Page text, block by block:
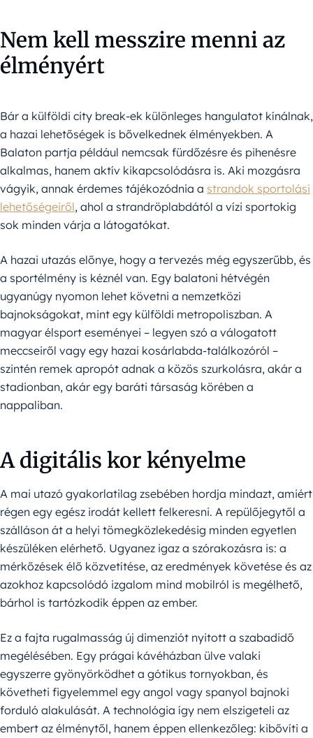
Nem kell messzire menni az
élményért
Bár a külföldi city break-ek különleges hangulatot kínálnak,
a hazai lehetőségek is bővelkednek élményekben. A
Balaton partja például nemcsak fürdőzésre és pihenésre
alkalmas, hanem aktív kikapcsolódásra is. Aki mozgásra
vágyik, annak érdemes tájékozódnia a strandok sportolási
lehetőségeiről, ahol a strandröplabdától a vízi sportokig
sok minden várja a látogatókat.
A hazai utazás előnye, hogy a tervezés még egyszerűbb, és
a sportélmény is kéznél van. Egy balatoni hétvégén
ugyanúgy nyomon lehet követni a nemzetközi
bajnokságokat, mint egy külföldi metropoliszban. A
magyar élsport eseményei – legyen szó a válogatott
meccseiről vagy egy hazai kosárlabda-találkozóról –
szintén remek apropót adnak a közös szurkolásra, akár a
stadionban, akár egy baráti társaság körében a
nappaliban.
A digitális kor kényelme
A mai utazó gyakorlatilag zsebében hordja mindazt, amiért
régen egy egész irodát kellett felkeresni. A repülőjegytől a
szálláson át a helyi tömegközlekedésig minden egyetlen
készüléken elérhető. Ugyanez igaz a szórakozásra is: a
mérkőzések élő közvetítése, az eredmények követése és az
azokhoz kapcsolódó izgalom mind mobilról is megélhető,
bárhol is tartózkodik éppen az ember.
Ez a fajta rugalmasság új dimenziót nyitott a szabadidő
megélésében. Egy prágai kávéházban ülve valaki
egyszerre gyönyörködhet a gótikus tornyokban, és
követheti figyelemmel egy angol vagy spanyol bajnoki
forduló alakulását. A technológia így nem elszigeteli az
embert az élménytől, hanem éppen ellenkezőleg: kibővíti a